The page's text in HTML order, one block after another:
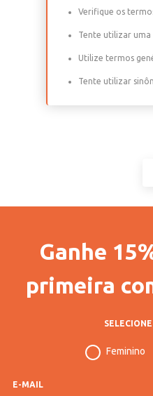
Verifique os
Tente utilizar uma
Utilize termos
Tente utilizar
Ganhe
primeira
Feminino
E-MAIL